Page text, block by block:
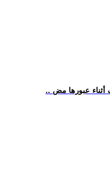
أثناء عبورها مض